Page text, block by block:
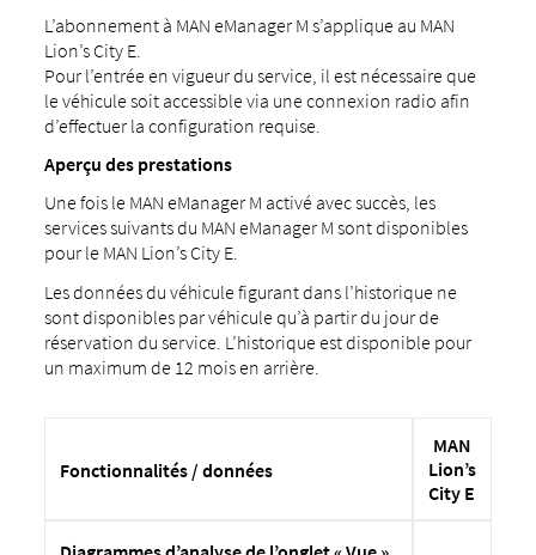
L’abonnement à MAN eManager M s’applique au MAN
Lion’s City E.
Pour l’entrée en vigueur du service, il est nécessaire que
le véhicule soit accessible via une connexion radio afin
d’effectuer la configuration requise.
Aperçu des prestations
Une fois le MAN eManager M activé avec succès, les
services suivants du MAN eManager M sont disponibles
pour le MAN Lion’s City E.
Les données du véhicule figurant dans l’historique ne
sont disponibles par véhicule qu’à partir du jour de
réservation du service. L’historique est disponible pour
un maximum de 12 mois en arrière.
Fonctionnalités / données
MAN
Lion’s
City E